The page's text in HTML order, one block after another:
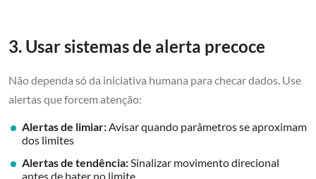
3. Usar sistemas de alerta precoce
Não dependa só da iniciativa humana para checar dados. Use
alertas que forcem atenção:
Alertas de limiar:Avisar quando parâmetros se aproximam
dos limites
Alertas de tendência:Sinalizar movimento direcional
antes de bater no limite